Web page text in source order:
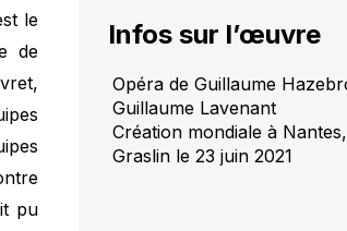
le
de
pu
Infos sur l’œuvre
Opéra de Guillaume
Guillaume Lavenant
Création mondiale à
Graslin le 23 juin 2021